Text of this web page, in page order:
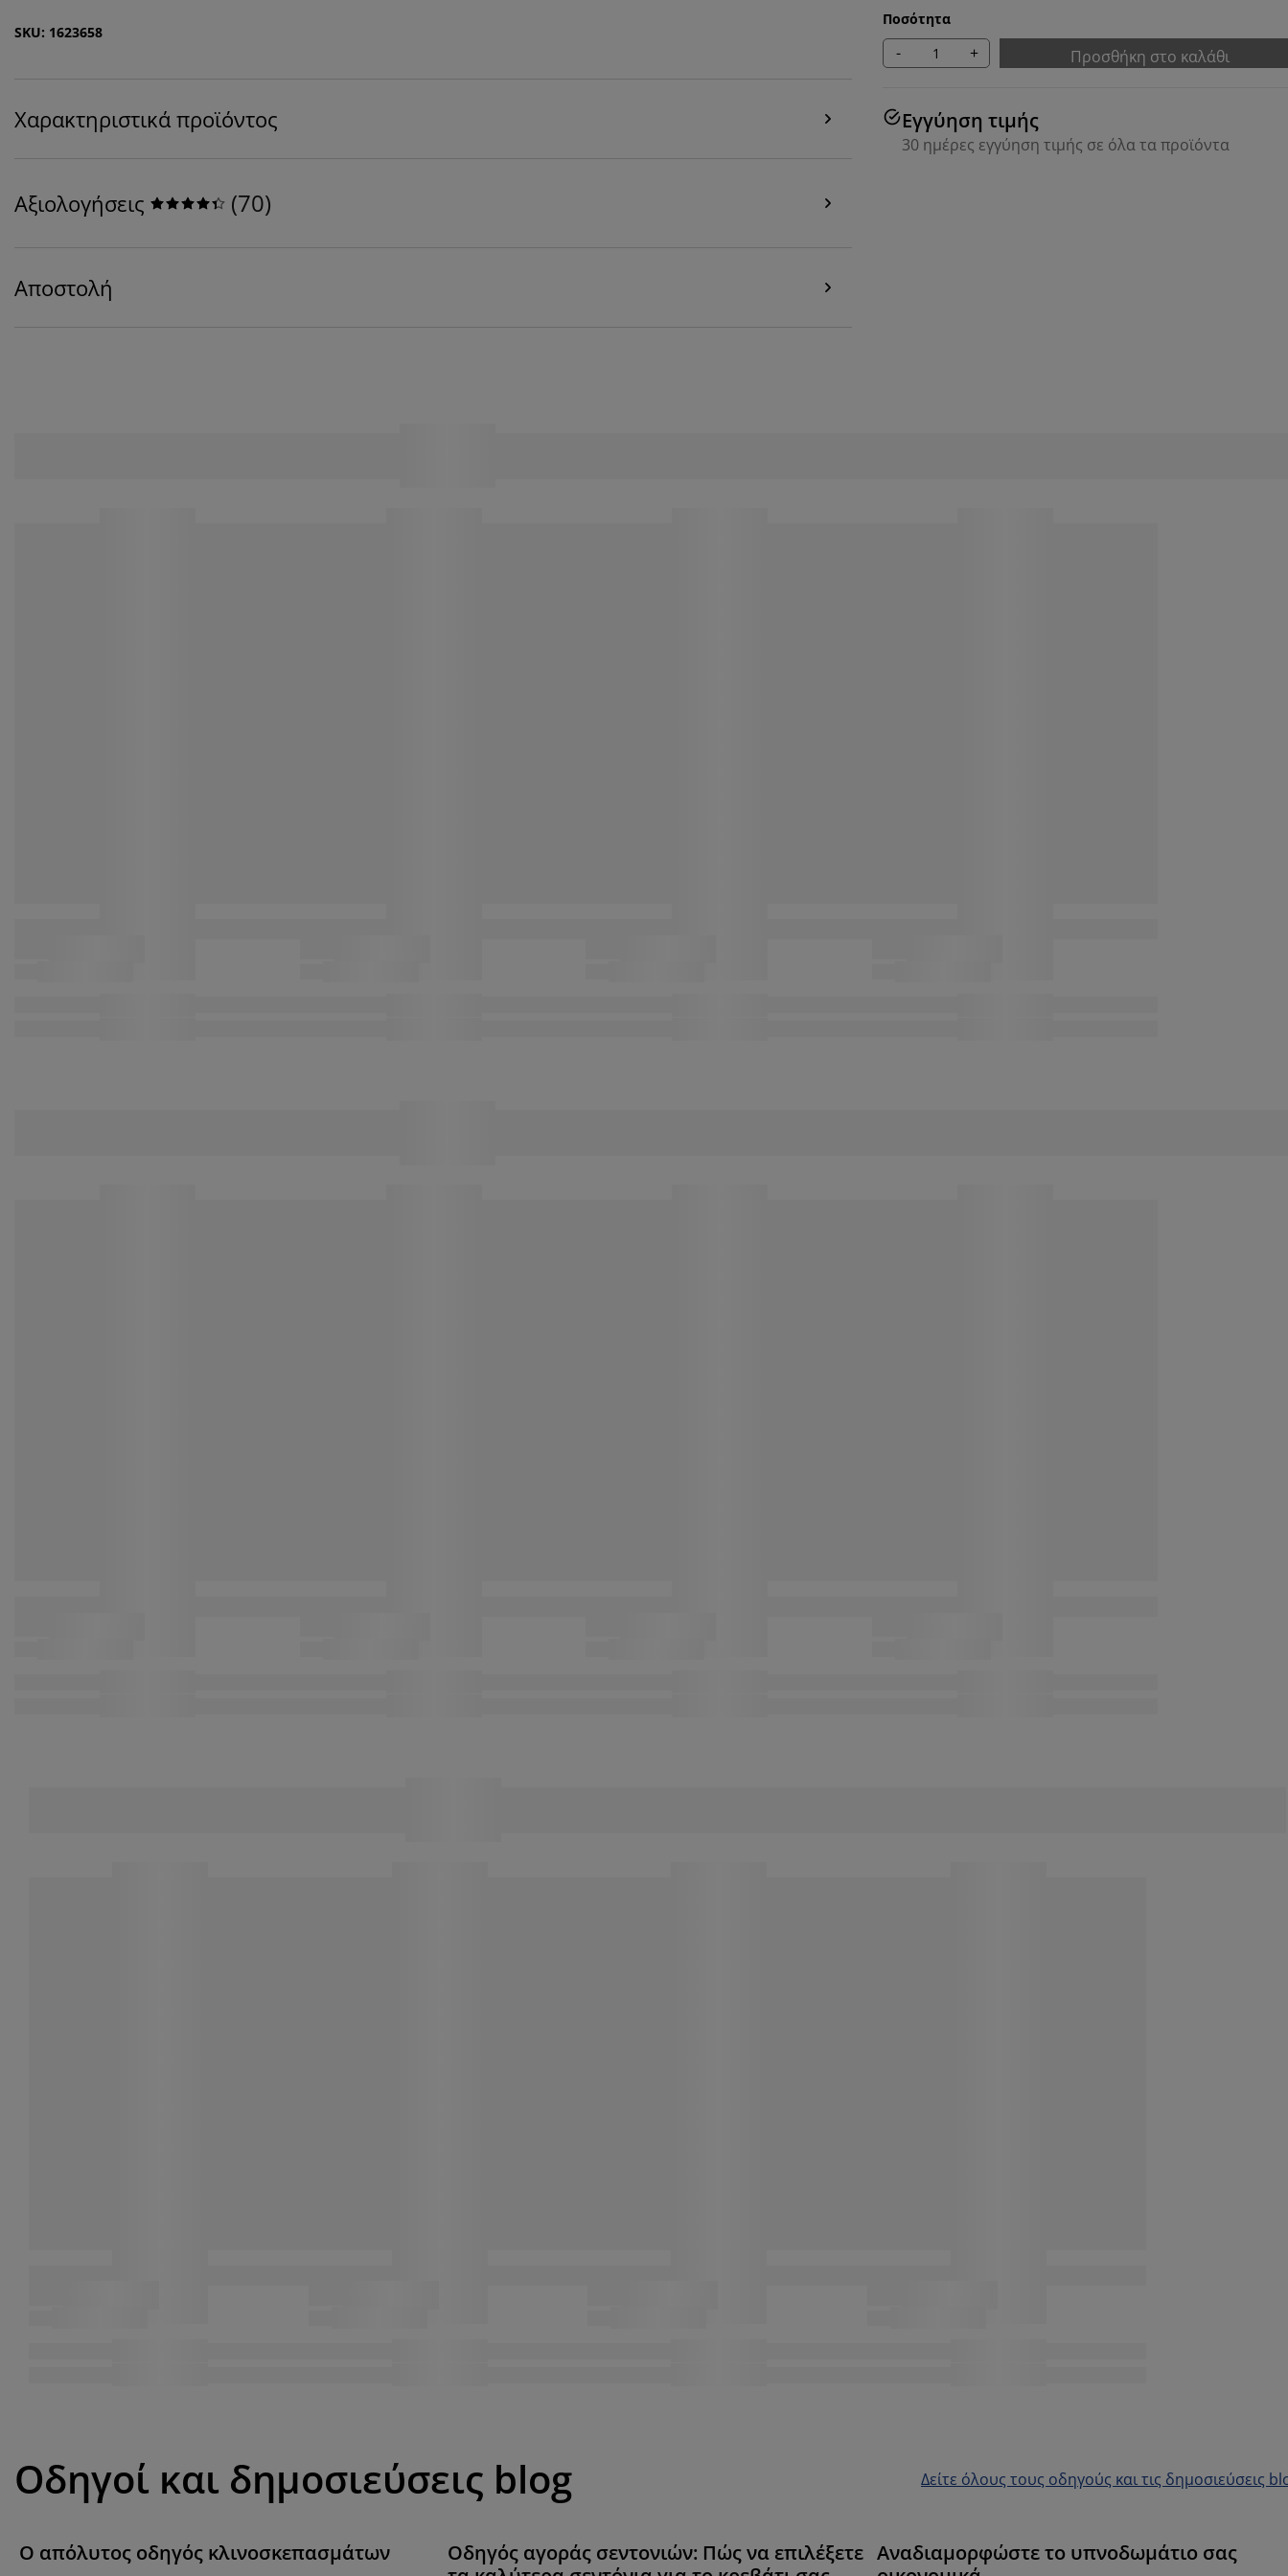
Ποσότητα
- + Προσθήκη στο καλάθι
Εγγύηση τιμής
30 ημέρες εγγύηση τιμής σε όλα τα προϊόντα
SKU: 1623658
Χαρακτηριστικά προϊόντος
Αξιολογήσεις (70)
Αποστολή
Οδηγοί και δημοσιεύσεις blog Δείτε όλους τους οδηγούς και τις δημοσιεύσεις
Ο απόλυτος οδηγός κλινοσκεπασμάτων
Οδηγός αγοράς σεντονιών: Πώς να επιλέξετε Αναδιαμορφώστε το υπνοδωμάτιο σας